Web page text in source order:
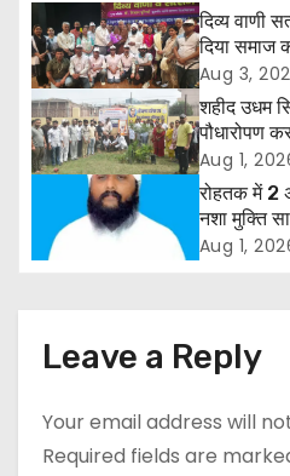
n
a
v
g
t
o
दिव्य वाणी
दिया समाज
रोहतक में
Aug 3,
शहीद उधम
पौधारोपण
और
मांग
Aug 1,
रोहतक में 2
नशा मुक्ति
कार्यक्रम
Aug 1,
Leave a Reply
Your email address will
Required fields are